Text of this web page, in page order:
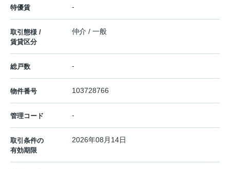
特優賃 -
取引態様 /
賃貸区分
仲介 / 一般
総戸数 -
物件番号 103728766
管理コード -
取引条件の
有効期限
2026年08月14日